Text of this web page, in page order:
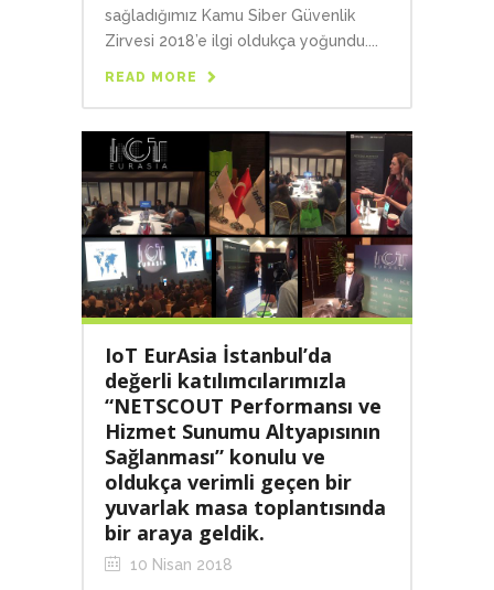
sağladığımız Kamu Siber Güvenlik
Zirvesi 2018’e ilgi oldukça yoğundu....
READ MORE
IoT EurAsia İstanbul’da
değerli katılımcılarımızla
“NETSCOUT Performansı ve
Hizmet Sunumu Altyapısının
Sağlanması” konulu ve
oldukça verimli geçen bir
yuvarlak masa toplantısında
bir araya geldik.
10 Nisan 2018